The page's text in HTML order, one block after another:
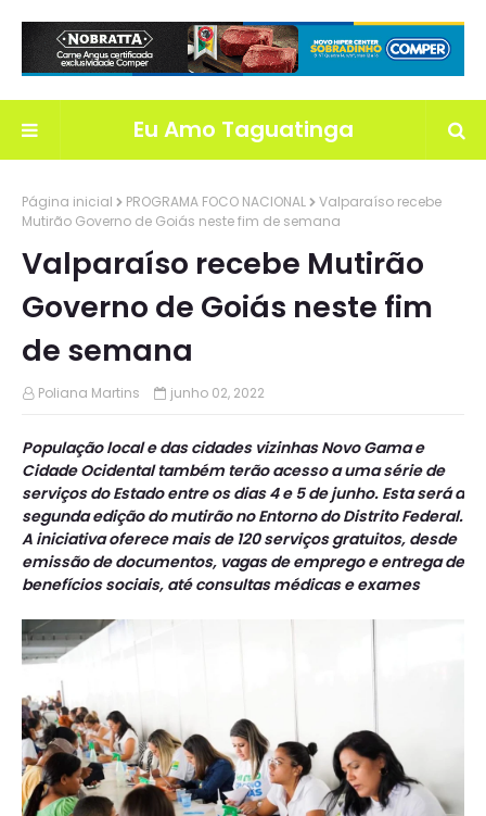
Eu Amo Taguatinga
Página inicial PROGRAMA FOCO NACIONAL
Valparaíso recebe
Mutirão Governo de Goiás neste fim de semana
Valparaíso recebe Mutirão
Governo de Goiás neste fim
de semana
Poliana Martins junho 02, 2022
População local e das cidades vizinhas Novo Gama e
Cidade Ocidental também terão acesso a uma série de
serviços do Estado entre os dias 4 e 5 de junho. Esta será a
segunda edição do mutirão no Entorno do Distrito Federal.
A iniciativa oferece mais de 120 serviços gratuitos, desde
emissão de documentos, vagas de emprego e entrega de
benefícios sociais, até consultas médicas e exames